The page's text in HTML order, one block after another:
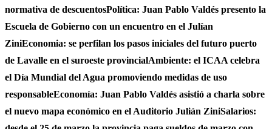
normativa de descuentosPolítica: Juan Pablo Valdés presento la
Escuela de Gobierno con un encuentro en el Julían
ZiniEconomia: se perfilan los pasos iniciales del futuro puerto
de Lavalle en el suroeste provincialAmbiente: el ICAA celebra
el Día Mundial del Agua promoviendo medidas de uso
responsableEconomía: Juan Pablo Valdés asistió a charla sobre
el nuevo mapa económico en el Auditorio Julián ZiniSalarios: